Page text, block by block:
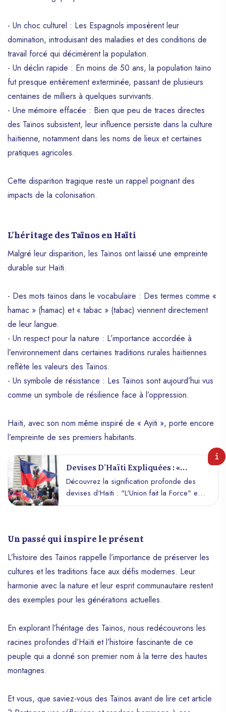
- Un choc culturel : Les Espagnols imposèrent leur
domination, introduisant des maladies et des conditions de
travail forcé qui décimèrent la population.
- Un déclin rapide : En moins de 50 ans, la population taïno
fut presque entièrement exterminée, passant de plusieurs
centaines de milliers à quelques survivants.
- Une mémoire effacée : Bien que peu de traces directes
des Taïnos subsistent, leur influence persiste dans la culture
haïtienne, notamment dans les noms de lieux et certaines
pratiques agricoles.
Cette disparition tragique reste un rappel poignant des
impacts de la colonisation.
L’héritage des Taïnos en Haïti
Malgré leur disparition, les Taïnos ont laissé une empreinte
durable sur Haïti.
- Des mots taïnos dans le vocabulaire : Des termes comme «
hamac » (hamac) et « tabac » (tabac) viennent directement
de leur langue.
- Un respect pour la nature : L’importance accordée à
l’environnement dans certaines traditions rurales haïtiennes
reflète les valeurs des Taïnos.
- Un symbole de résistance : Les Taïnos sont aujourd’hui vus
comme un symbole de résilience face à l’oppression.
Haïti, avec son nom même inspiré de « Ayiti », porte encore
l’empreinte de ses premiers habitants.
Devises D’Haïti Expliquées : «
L’Union Fait La Force » Et « Liberté -
Égalité - Fraternité » Démystifiées
Découvrez la signification profonde des
devises d'Haïti : "L'Union fait la Force" et
"Liberté-Égalité-Fraternité". Histoire,
Un passé qui inspire le présent
L’histoire des Taïnos rappelle l’importance de préserver les
cultures et les traditions face aux défis modernes. Leur
harmonie avec la nature et leur esprit communautaire restent
des exemples pour les générations actuelles.
En explorant l’héritage des Taïnos, nous redécouvrons les
racines profondes d’Haïti et l’histoire fascinante de ce
peuple qui a donné son premier nom à la terre des hautes
montagnes.
Et vous, que saviez-vous des Taïnos avant de lire cet article